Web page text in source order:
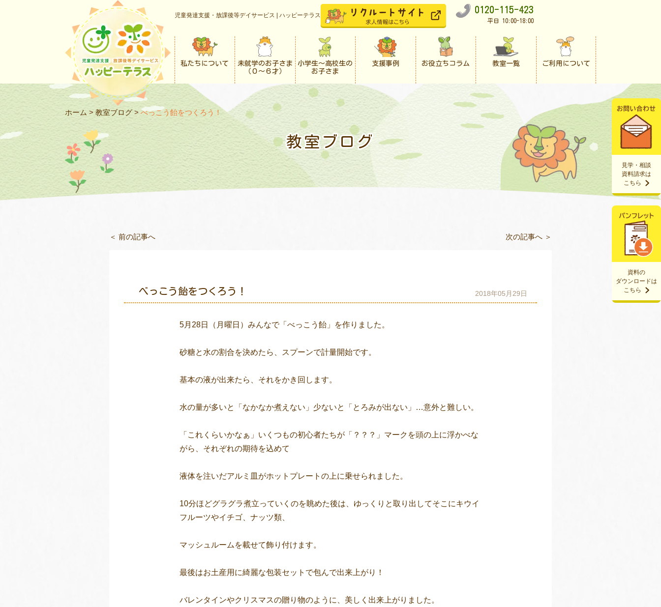
児童発達支援・放課後等デイサービス | ハッピーテラス
0120-115-423
平日 10:00-18:00
私たちについて
未就学のお子さま
（０〜６才）
小学生〜高校生の
お子さま
支援事例 お役立ちコラム 教室一覧 ご利用について
資料の
ダウンロードは
こちら
見学・相談
資料請求は
こちら
ホーム > 教室ブログ > べっこう飴をつくろう！
教室ブログ
＜ 前の記事へ 次の記事へ ＞
べっこう飴をつくろう！ 2018年05月29日
5月28日（月曜日）みんなで「べっこう飴」を作りました。
砂糖と水の割合を決めたら、スプーンで計量開始です。
基本の液が出来たら、それをかき回します。
水の量が多いと「なかなか煮えない」少ないと「とろみが出ない」…意外と難しい。
「これくらいかなぁ」いくつもの初心者たちが「？？？」マークを頭の上に浮かべな
がら、それぞれの期待を込めて
液体を注いだアルミ皿がホットプレートの上に乗せられました。
10分ほどグラグラ煮立っていくのを眺めた後は、ゆっくりと取り出してそこにキウイ
フルーツやイチゴ、ナッツ類、
マッシュルームを載せて飾り付けます。
最後はお土産用に綺麗な包装セットで包んで出来上がり！
バレンタインやクリスマスの贈り物のように、美しく出来上がりました。